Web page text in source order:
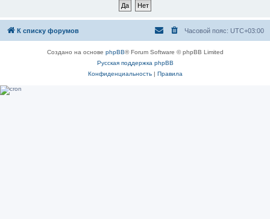
К списку форумов Часовой пояс: UTC+03:00
Создано на основе phpBB® Forum Software © phpBB Limited
Русская поддержка phpBB
Конфиденциальность| Правила